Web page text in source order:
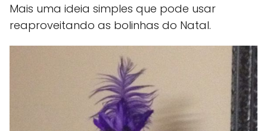
Mais uma ideia simples que pode usar
reaproveitando as bolinhas do Natal.